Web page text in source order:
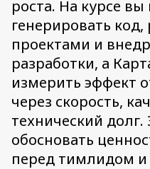
роста. На курсе вы
генерировать
проектами и
разработки, а
измерить эффект
через скорость,
технический
обосновать
перед тимлидом и